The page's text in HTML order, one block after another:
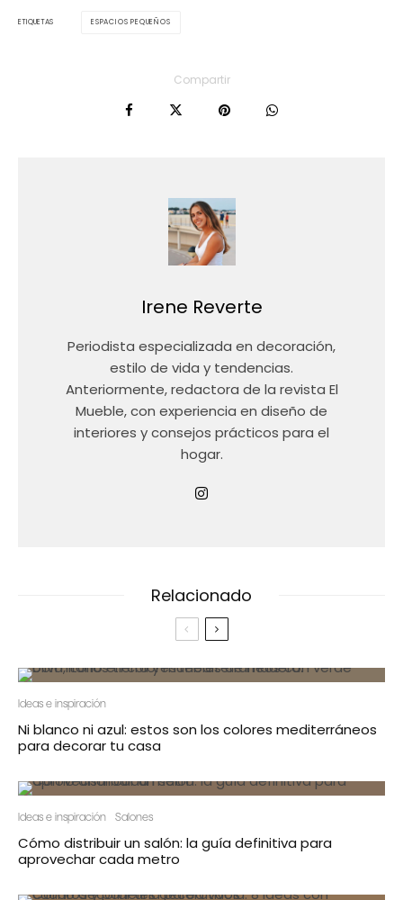
ETIQUETAS ESPACIOS PEQUEÑOS
Compartir
Irene Reverte
Periodista especializada en decoración,
estilo de vida y tendencias.
Anteriormente, redactora de la revista El
Mueble, con experiencia en diseño de
interiores y consejos prácticos para el
hogar.
Relacionado
Ideas e inspiración
Ni blanco ni azul: estos son los colores mediterráneos
para decorar tu casa
Ideas e inspiración Salones
Cómo distribuir un salón: la guía definitiva para
aprovechar cada metro